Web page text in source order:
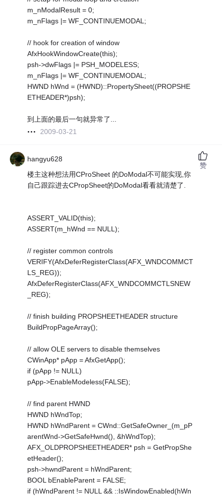
m_nModalResult = 0;
m_nFlags |= WF_CONTINUEMODAL;
// hook for creation of window
AfxHookWindowCreate(this);
psh->dwFlags |= PSH_MODELESS;
m_nFlags |= WF_CONTINUEMODAL;
HWND hWnd = (HWND)::PropertySheet((PROPSHE
ETHEADER*)psh);
到上面的最后一句就异常了...
2009-03-21
hangyu628
楼主这种想法用CProSheet 的DoModal不可能实现,你
自己跟踪进去CPropSheet的DoModal看看就清楚了.
ASSERT_VALID(this);
ASSERT(m_hWnd == NULL);
// register common controls
VERIFY(AfxDeferRegisterClass(AFX_WNDCOMMCT
LS_REG));
AfxDeferRegisterClass(AFX_WNDCOMMCTLSNEW
_REG);
// finish building PROPSHEETHEADER structure
BuildPropPageArray();
// allow OLE servers to disable themselves
CWinApp* pApp = AfxGetApp();
if (pApp != NULL)
pApp->EnableModeless(FALSE);
// find parent HWND
HWND hWndTop;
HWND hWndParent = CWnd::GetSafeOwner_(m_pP
arentWnd->GetSafeHwnd(), &hWndTop);
AFX_OLDPROPSHEETHEADER* psh = GetPropShe
etHeader();
psh->hwndParent = hWndParent;
BOOL bEnableParent = FALSE;
if (hWndParent != NULL && ::IsWindowEnabled(hWn
赞